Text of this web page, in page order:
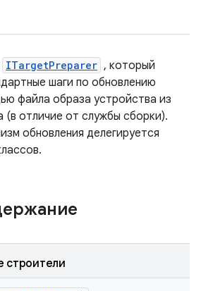
ITargetPreparer , который
шаги по обновлению
файла образа устройства из
(в отличие от службы сборки).
обновления делегируется
строители